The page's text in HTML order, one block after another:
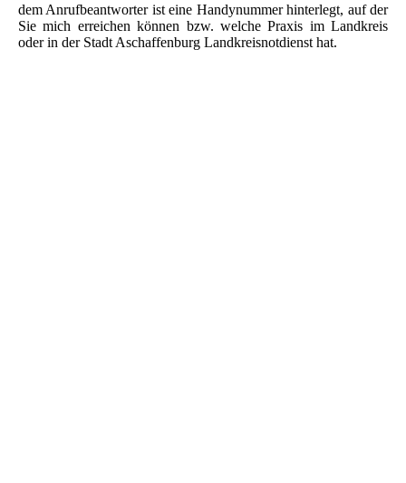
dem Anrufbeantworter ist eine Handynummer hinterlegt, auf der
Sie mich erreichen können bzw. welche Praxis im Landkreis
oder in der Stadt Aschaffenburg Landkreisnotdienst hat.